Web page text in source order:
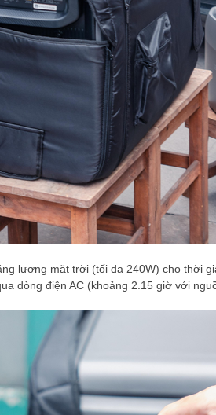
lượng mặt trời (tối đa 240W) cho thời
dòng điện AC (khoảng 2.15 giờ với